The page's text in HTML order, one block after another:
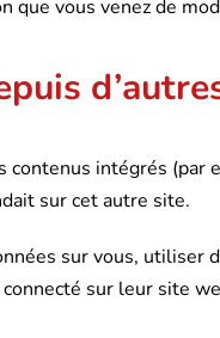
que vous venez de
intégrés
sur cet autre site.
sur vous, utiliser
sur leur site